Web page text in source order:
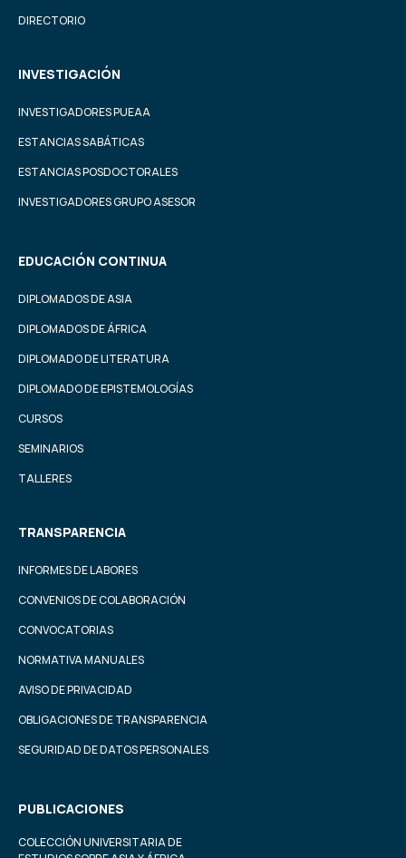
DIRECTORIO
INVESTIGACIÓN
INVESTIGADORES PUEAA
ESTANCIAS SABÁTICAS
ESTANCIAS POSDOCTORALES
INVESTIGADORES GRUPO ASESOR
EDUCACIÓN CONTINUA
DIPLOMADOS DE ASIA
DIPLOMADOS DE ÁFRICA
DIPLOMADO DE LITERATURA
DIPLOMADO DE EPISTEMOLOGÍAS
CURSOS
SEMINARIOS
TALLERES
TRANSPARENCIA
INFORMES DE LABORES
CONVENIOS DE COLABORACIÓN
CONVOCATORIAS
NORMATIVA MANUALES
AVISO DE PRIVACIDAD
OBLIGACIONES DE TRANSPARENCIA
SEGURIDAD DE DATOS PERSONALES
PUBLICACIONES
COLECCIÓN UNIVERSITARIA DE